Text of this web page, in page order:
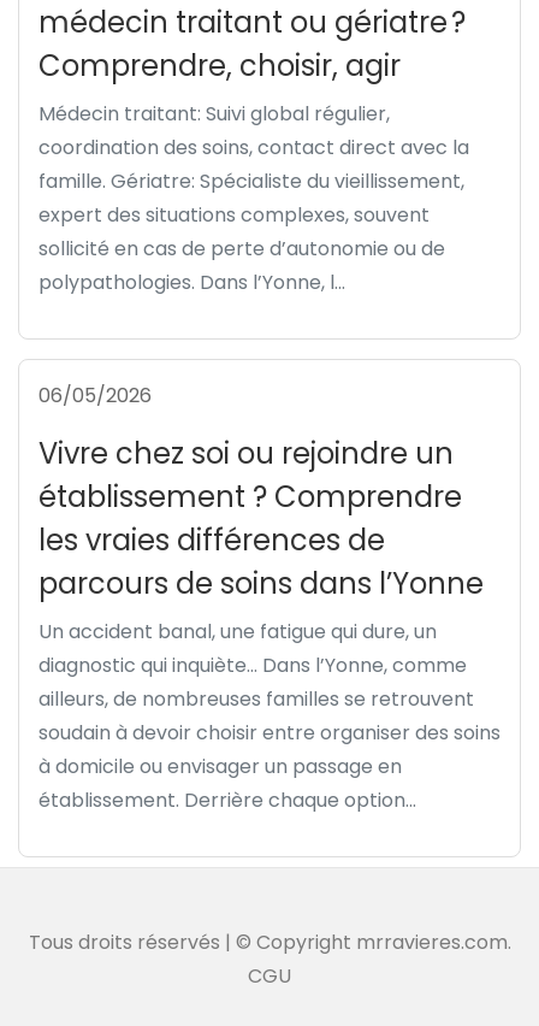
médecin traitant ou gériatre ?
Comprendre, choisir, agir
Médecin traitant: Suivi global régulier,
coordination des soins, contact direct avec la
famille. Gériatre: Spécialiste du vieillissement,
expert des situations complexes, souvent
sollicité en cas de perte d’autonomie ou de
polypathologies. Dans l’Yonne, l...
06/05/2026
Vivre chez soi ou rejoindre un
établissement ? Comprendre
les vraies différences de
parcours de soins dans l’Yonne
Un accident banal, une fatigue qui dure, un
diagnostic qui inquiète… Dans l’Yonne, comme
ailleurs, de nombreuses familles se retrouvent
soudain à devoir choisir entre organiser des soins
à domicile ou envisager un passage en
établissement. Derrière chaque option...
Tous droits réservés | © Copyright mrravieres.com.
CGU